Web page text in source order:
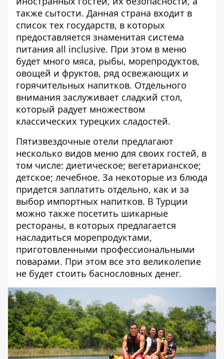
также сытости. Данная страна входит в
список тех государств, в которых
предоставляется знаменитая система
питания all inclusive. При этом в меню
будет много мяса, рыбы, морепродуктов,
овощей и фруктов, ряд освежающих и
горячительных напитков. Отдельного
внимания заслуживает сладкий стол,
который радует множеством
классических турецких сладостей.
Пятизвездочные отели предлагают
несколько видов меню для своих гостей, в
том числе: диетическое; вегетарианское;
детское; лечебное. За некоторые из блюда
придется заплатить отдельно, как и за
выбор импортных напитков. В Турции
можно также посетить шикарные
рестораны, в которых предлагается
насладиться морепродуктами,
приготовленными профессиональными
поварами. При этом все это великолепие
не будет стоить баснословных денег.